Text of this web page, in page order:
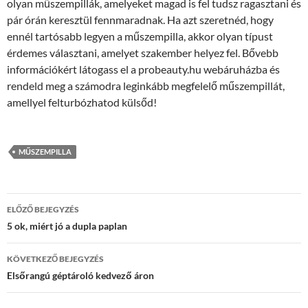
olyan műszempillák, amelyeket magad is fel tudsz ragasztani és
pár órán keresztül fennmaradnak. Ha azt szeretnéd, hogy
ennél tartósabb legyen a műszempilla, akkor olyan típust
érdemes választani, amelyet szakember helyez fel. Bővebb
információkért látogass el a probeauty.hu webáruházba és
rendeld meg a számodra leginkább megfelelő műszempillát,
amellyel felturbózhatod külsőd!
MŰSZEMPILLA
Bejegyzés
navigáció
ELŐZŐ BEJEGYZÉS
5 ok, miért jó a dupla paplan
KÖVETKEZŐ BEJEGYZÉS
Elsőrangú géptároló kedvező áron